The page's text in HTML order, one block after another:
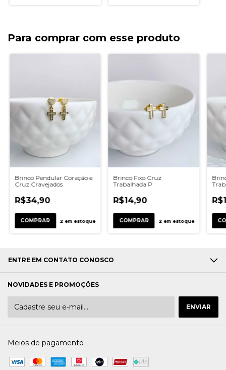
Para comprar com esse produto
Brinco Pendular Coração e
Cruz Cravejados
R$34,90
COMPRAR 2 em estoque
Brinco Fixo Cruz
Trabalhada P
R$14,90
2 em estoque
ENTRE EM CONTATO CONOSCO
NOVIDADES E PROMOÇÕES
Meios de pagamento